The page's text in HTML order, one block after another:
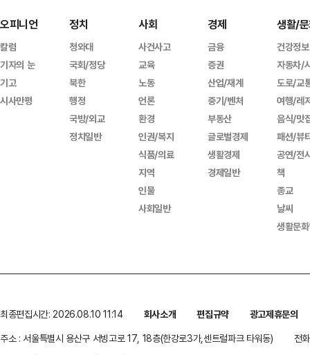
오피니언
칼럼
기자의 눈
기고
시사만평
정치
청와대
국회/정당
북한
행정
국방/외교
정치일반
사회
사건사고
교육
노동
언론
환경
인권/복지
식품/의료
지역
인물
사회일반
경제
금융
증권
산업/재계
중기/벤처
부동산
글로벌경제
생활경제
경제일반
생활/
건강정보
자동차/
도로/교
여행/레
음식/맛
패션/뷰
공연/전
책
종교
날씨
생활문
최종편집시간: 2026.08.10 11:14 회사소개 편집규약
광고제휴문의
주소 : 서울특별시 용산구 서빙고로 17, 18층(한강로3가,센트럴파크 타워동)
전